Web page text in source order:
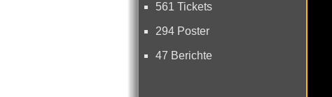
561 Tickets
294 Poster
47 Berichte